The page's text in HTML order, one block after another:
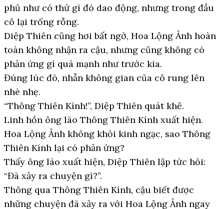
phủ như có thứ gì đó dao động, nhưng trong đầu
cô lại trống rỗng.
Diệp Thiên cũng hơi bất ngờ, Hoa Lộng Ảnh hoàn
toàn không nhận ra cậu, nhưng cũng không có
phản ứng gì quá mạnh như trước kia.
Đúng lúc đó, nhẫn không gian của cô rung lên
nhè nhẹ.
“Thông Thiên Kính!”, Diệp Thiên quát khẽ.
Linh hồn ông lão Thông Thiên Kính xuất hiện.
Hoa Lộng Ảnh không khỏi kinh ngạc, sao Thông
Thiên Kính lại có phản ứng?
Thấy ông lão xuất hiện, Diệp Thiên lập tức hỏi:
“Đã xảy ra chuyện gì?”.
Thông qua Thông Thiên Kính, cậu biết được
những chuyện đã xảy ra với Hoa Lộng Ảnh ngay